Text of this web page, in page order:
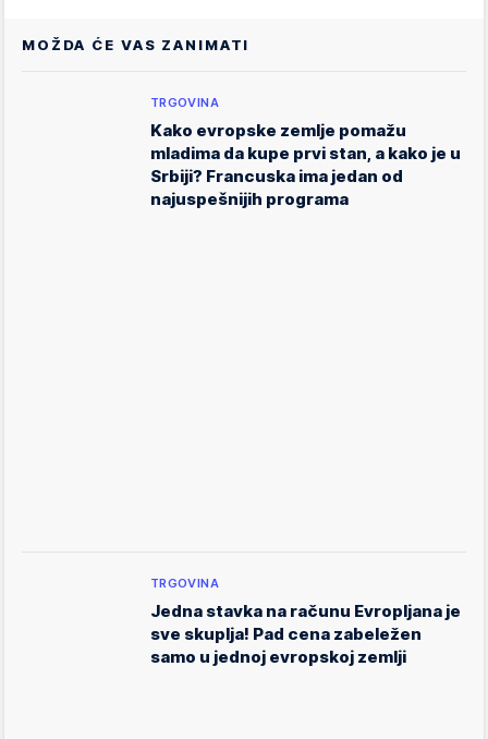
MOŽDA ĆE VAS ZANIMATI
TRGOVINA
Kako evropske zemlje pomažu
mladima da kupe prvi stan, a kako je u
Srbiji? Francuska ima jedan od
najuspešnijih programa
TRGOVINA
Jedna stavka na računu Evropljana je
sve skuplja! Pad cena zabeležen
samo u jednoj evropskoj zemlji